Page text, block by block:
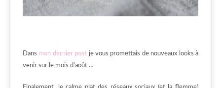
Dans mon dernier post je vous promettais de nouveaux looks à
venir sur le mois d’août …